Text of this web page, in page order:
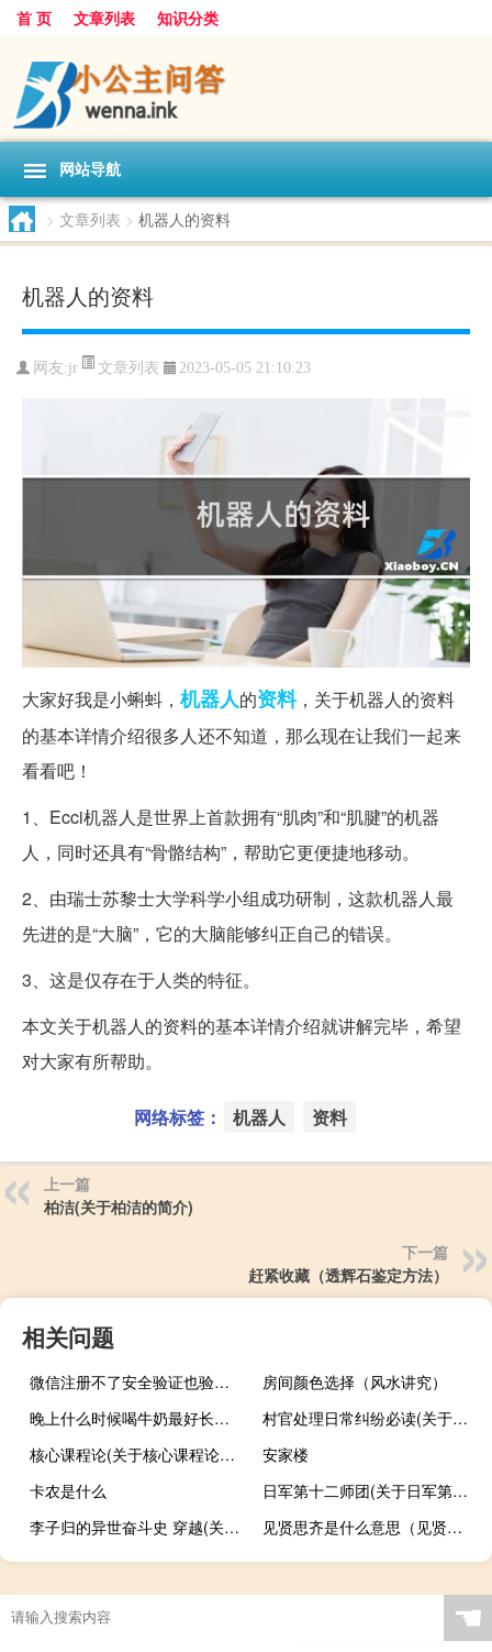
首 页 文章列表 知识分类
网站导航
> 文章列表 > 机器人的资料
机器人的资料
网友:jr 文章列表 2023-05-05 21:10:23
大家好我是小蝌蚪， 机器人的资料，关于机器人的资料
的基本详情介绍很多人还不知道，那么现在让我们一起来
看看吧！
1、Ecci机器人是世界上首款拥有“肌肉”和“肌腱”的机器
人，同时还具有“骨骼结构”，帮助它更便捷地移动。
2、由瑞士苏黎士大学科学小组成功研制，这款机器人最
先进的是“大脑”，它的大脑能够纠正自己的错误。
3、这是仅存在于人类的特征。
本文关于机器人的资料的基本详情介绍就讲解完毕，希望
对大家有所帮助。
网络标签： 机器人 资料
上一篇
柏洁(关于柏洁的简介)
下一篇
赶紧收藏（透辉石鉴定方法）
相关问题
微信注册不了安全验证也验不了（微信注册不了安全校验）
房间颜色选择（风水讲究）
晚上什么时候喝牛奶最好长高（晚上什么时候喝牛奶）
村官处理日常纠纷必读(关于村官处理日常纠纷必读的简介)
核心课程论(关于核心课程论的简介)
安家楼
卡农是什么
日军第十二师团(关于日军第十二师团的简介)
李子归的异世奋斗史 穿越(关于李子归的异世奋斗史 穿越的简介)
见贤思齐是什么意思（见贤思齐的意思）
☚